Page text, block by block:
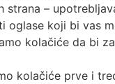
strana –
koji bi vas
kolačiće da bi
kolačiće prve i